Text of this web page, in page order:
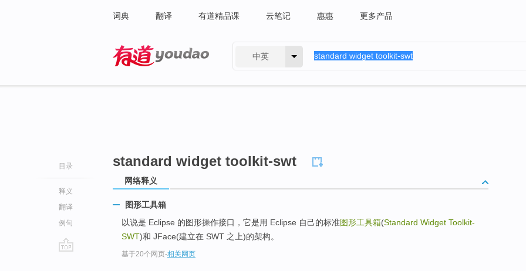
词典 翻译 有道精品课 云笔记 惠惠 更多产品
中英
目录
释义
翻译
例句
standard widget toolkit-swt
网络释义
图形工具箱
以说是 Eclipse 的图形操作接口，它是用 Eclipse 自己的标准图形工具箱(Standard Widget Toolkit-
SWT)和 JFace(建立在 SWT 之上)的架构。
基于20个网页-相关网页